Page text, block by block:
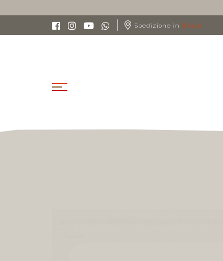
Spedizione in ITALIA